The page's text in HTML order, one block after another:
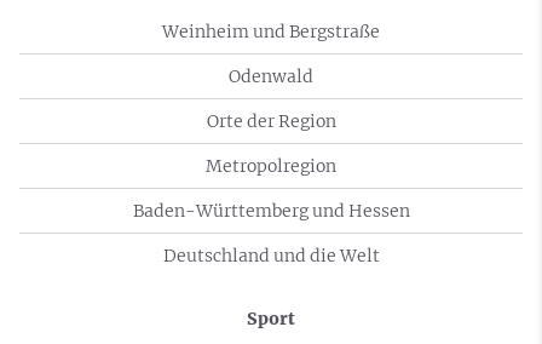
Weinheim und Bergstraße
Odenwald
Orte der Region
Metropolregion
Baden-Württemberg und Hessen
Deutschland und die Welt
Sport